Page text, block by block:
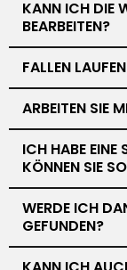
KANN ICH DIE
BEARBEITEN?
FALLEN
ARBEITEN SIE
ICH HABE EINE
KÖNNEN SIE
WERDE ICH
GEFUNDEN?